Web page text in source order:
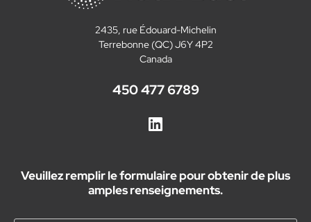
2435, rue Édouard-Michelin
Terrebonne (QC) J6Y 4P2
Canada
450 477 6789
Veuillez remplir le formulaire pour obtenir de plus
amples renseignements.